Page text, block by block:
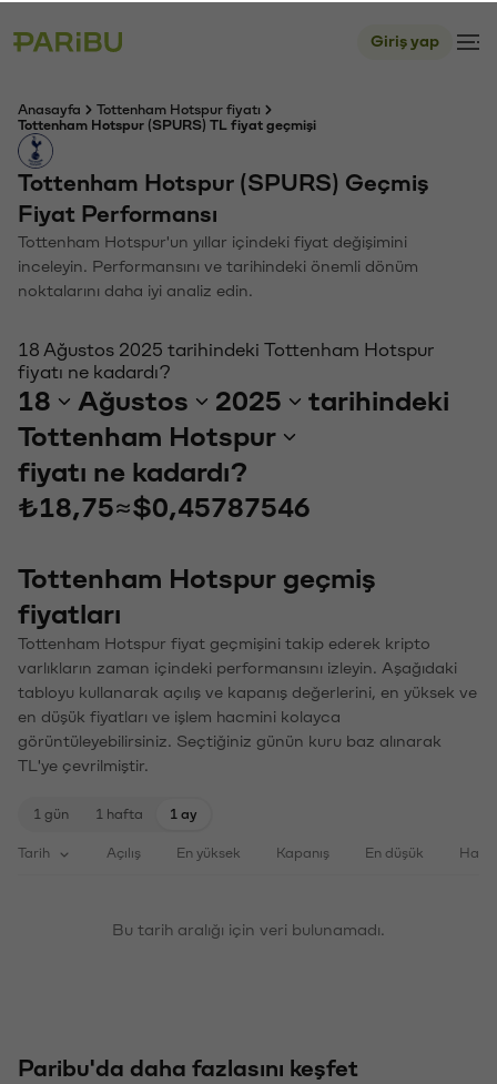
Giriş yap
Anasayfa
Tottenham Hotspur fiyatı
Tottenham Hotspur (SPURS) TL fiyat geçmişi
Tottenham Hotspur (SPURS) Geçmiş
Fiyat Performansı
Tottenham Hotspur'un yıllar içindeki fiyat değişimini
inceleyin. Performansını ve tarihindeki önemli dönüm
noktalarını daha iyi analiz edin.
18 Ağustos 2025 tarihindeki Tottenham Hotspur
fiyatı ne kadardı?
18 Ağustos 2025
tarihindeki
Tottenham Hotspur
fiyatı ne kadardı?
₺18,75≈$0,45787546
Tottenham Hotspur geçmiş
fiyatları
Tottenham Hotspur fiyat geçmişini takip ederek kripto
varlıkların zaman içindeki performansını izleyin. Aşağıdaki
tabloyu kullanarak açılış ve kapanış değerlerini, en yüksek ve
en düşük fiyatları ve işlem hacmini kolayca
görüntüleyebilirsiniz. Seçtiğiniz günün kuru baz alınarak
TL'ye çevrilmiştir.
1 gün 1 hafta 1 ay
Tarih Açılış En yüksek Kapanış En düşük
Bu tarih aralığı için veri bulunamadı.
Paribu'da daha fazlasını keşfet